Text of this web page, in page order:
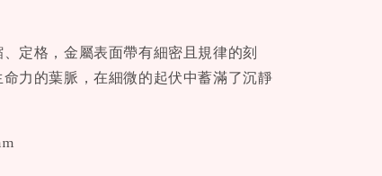
定格，金屬表面帶有細密且規律的刻
力的葉脈，在細微的起伏中蓄滿了沉靜